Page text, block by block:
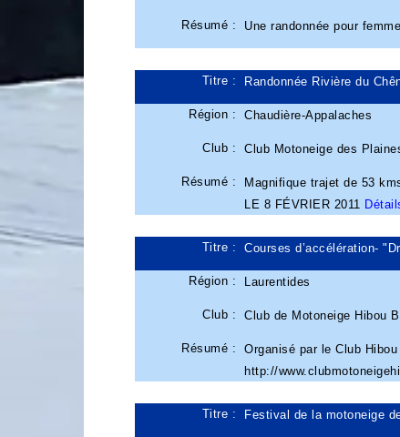
Résumé : Une randonnée pour
Titre : Randonnée Rivière du
Région :Chaudière-Appalaches
Club :Club Motoneige des
Résumé : Magnifique trajet de 53
LE 8 FÉVRIER 2011
Titre :Courses d’accélération-
Région : Laurentides
Club :Club de Motoneige Hibou
Résumé :Organisé par le Club
http://
Titre : Festival de la motoneige